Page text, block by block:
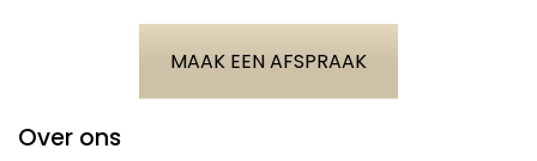
MAAK EEN AFSPRAAK
Over ons